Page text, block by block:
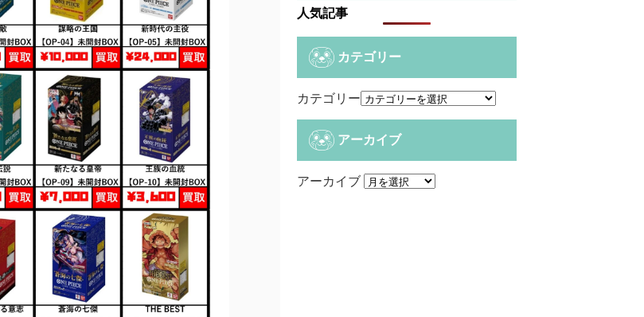
人気記事
カテゴリー
カテゴリー
アーカイブ
アーカイブ